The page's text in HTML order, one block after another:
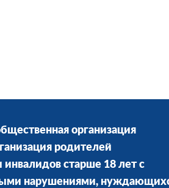
организация
родителей
старше 18 лет с
нарушениями,